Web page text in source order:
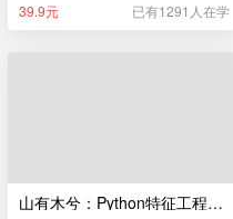
39.9元 已有1291人在学
山有木兮：Python特征工程极简入门